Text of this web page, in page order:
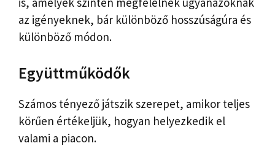
az igényeknek, bár különböző hosszúságúra és
különböző módon.
Együttműködők
Számos tényező játszik szerepet, amikor teljes
körűen értékeljük, hogyan helyezkedik el
valami a piacon.